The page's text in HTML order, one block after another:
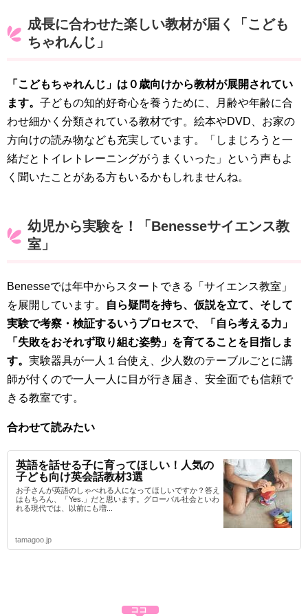
成長に合わせた楽しい教材が届く「こども
ちゃれんじ」
「こどもちゃれんじ」は０歳向けから教材が展開されてい
ます。 子どもの知的好奇心を養うために、月齢や年齢に合
わせ細かく分類されている教材です。絵本やDVD、お家の
方向けの読み物なども充実しています。「しまじろうと一
緒だとトイレトレーニングがうまくいった」という声もよ
く聞いたことがある方もいるかもしれませんね。
幼児から実験を！「Benesseサイエンス教
室」
Benesseでは年中からスタートできる「サイエンス教室」
を展開しています。
自ら疑問を持ち、仮説を立て、そして
実験で考察・検証するいうプロセスで、「自ら考える力」
「失敗をおそれず取り組む姿勢」を育てることを目指しま
す。 実験器具が一人１台使え、少人数のテーブルごとに講
師が付くので一人一人に目が行き届き、安全面でも信頼で
きる教室です。
合わせて読みたい
英語を話せる子に育ってほしい！人気の
子ども向け英会話教材3選
お子さんが英語のしゃべれる人になってほしいですか？答え
はもちろん、「Yes.」だと思います。グローバル社会といわ
れる現代では、以前にも増...
tamagoo.jp